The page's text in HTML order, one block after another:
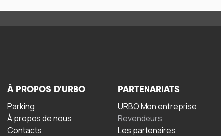
À PROPOS D'URBO
Parking
À propos de nous
Contacts
PARTENARIATS
URBO Mon entreprise
Revendeurs
Les partenaires